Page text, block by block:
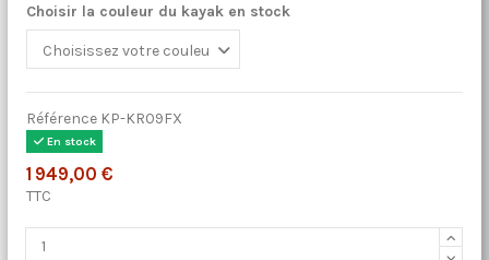
Choisir la couleur du kayak en stock
Référence KP-KR09FX
En stock
1 949,00 €
TTC